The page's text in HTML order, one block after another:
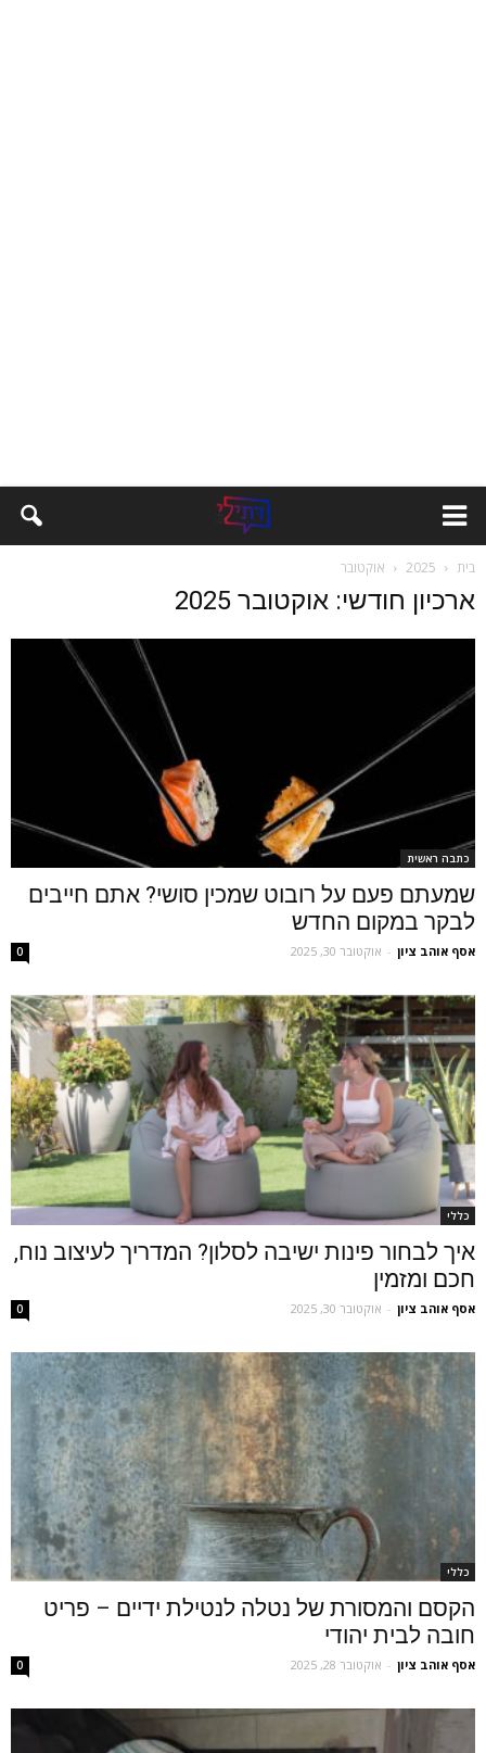
בית 2025 אוקטובר
ארכיון חודשי: אוקטובר 2025
כתבה ראשית
שמעתם פעם על רובוט שמכין סושי? אתם חייבים
לבקר במקום החדש
אסף אוהב ציון - אוקטובר 30, 2025 0
כללי
איך לבחור פינות ישיבה לסלון? המדריך לעיצוב נוח,
חכם ומזמין
אסף אוהב ציון - אוקטובר 30, 2025 0
כללי
הקסם והמסורת של נטלה לנטילת ידיים – פריט
חובה לבית יהודי
אסף אוהב ציון - אוקטובר 28, 2025 0